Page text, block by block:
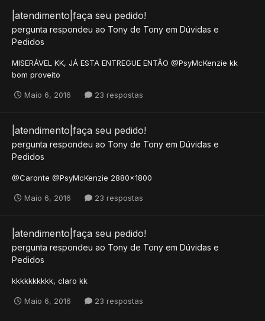
|atendimento|faça seu pedido!
pergunta respondeu ao Tony de Tony em Dúvidas e
Pedidos
MISERÁVEL KK, JÁ ESTA ENTREGUE ENTÃO @PsyMcKenzie kk
bom proveito
Maio 6, 2016 23 respostas
|atendimento|faça seu pedido!
pergunta respondeu ao Tony de Tony em Dúvidas e
Pedidos
@Caronte @PsyMcKenzie 2880x1800
Maio 6, 2016 23 respostas
|atendimento|faça seu pedido!
pergunta respondeu ao Tony de Tony em Dúvidas e
Pedidos
kkkkkkkkkk, claro kk
Maio 6, 2016 23 respostas